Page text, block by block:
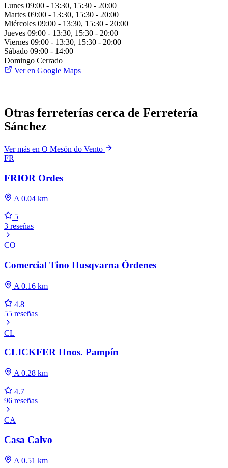
Lunes 09:00 - 13:30, 15:30 - 20:00
Martes 09:00 - 13:30, 15:30 - 20:00
Miércoles 09:00 - 13:30, 15:30 - 20:00
Jueves 09:00 - 13:30, 15:30 - 20:00
Viernes 09:00 - 13:30, 15:30 - 20:00
Sábado 09:00 - 14:00
Domingo Cerrado
Ver en Google Maps
Otras ferreterías cerca de Ferretería
Sánchez
Ver más en O Mesón do Vento
FR
FRIOR Ordes
A 0.04 km
5
3 reseñas
CO
Comercial Tino Husqvarna Órdenes
A 0.16 km
4.8
55 reseñas
CL
CLICKFER Hnos. Pampín
A 0.28 km
4.7
96 reseñas
CA
Casa Calvo
A 0.51 km